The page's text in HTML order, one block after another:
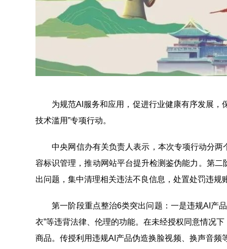
为规范AI服务和应用，促进行业健康有序发展，保
技术滥用”专项行动。
中央网信办有关负责人表示，本次专项行动分两
容标识管理，推动网站平台提升检测鉴伪能力。第
出问题，集中清理相关违法不良信息，处置处罚违规
第一阶段重点整治6类突出问题：一是违规AI产品
衣”等违背法律、伦理的功能。在未经授权同意情况
商品。传授利用违规AI产品伪造换脸视频、换声音频